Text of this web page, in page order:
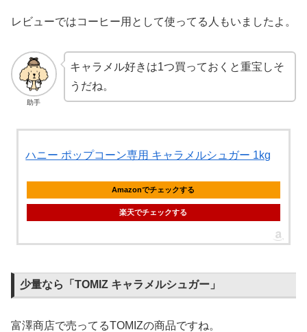
レビューではコーヒー用として使ってる人もいましたよ。
助手
キャラメル好きは1つ買っておくと重宝しそ
うだね。
‎ハニー ポップコーン専用 キャラメルシュガー 1kg
Amazonでチェックする
楽天でチェックする
少量なら「TOMIZ キャラメルシュガー」
富澤商店で売ってるTOMIZの商品ですね。